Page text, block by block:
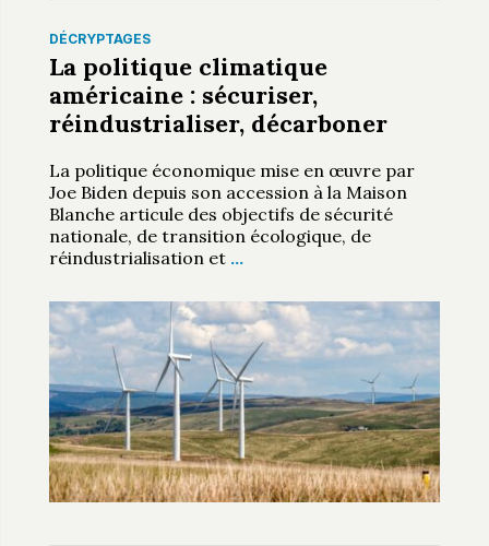
DÉCRYPTAGES
La politique climatique
américaine : sécuriser,
réindustrialiser, décarboner
La politique économique mise en œuvre par
Joe Biden depuis son accession à la Maison
Blanche articule des objectifs de sécurité
nationale, de transition écologique, de
réindustrialisation et …